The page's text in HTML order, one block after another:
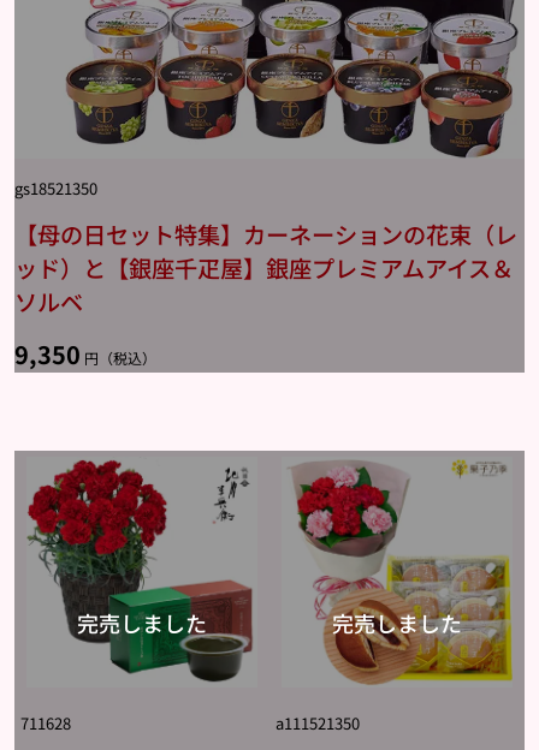
gs18521350
【母の日セット特集】カーネーションの花束（レ
ッド）と【銀座千疋屋】銀座プレミアムアイス＆
ソルベ
9,350 円（税込）
711628 a111521350